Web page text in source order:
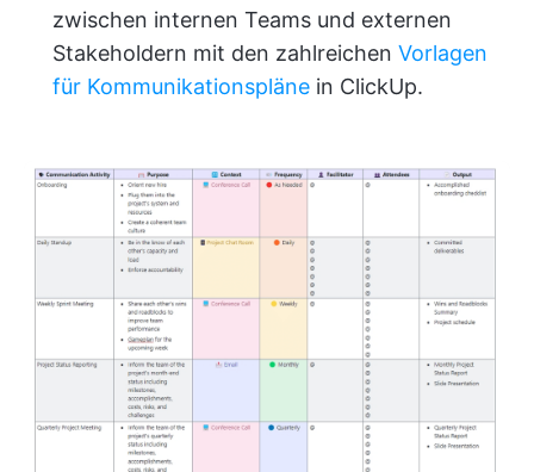
zwischen internen Teams und externen
Stakeholdern mit den zahlreichen Vorlagen
für Kommunikationspläne in ClickUp.